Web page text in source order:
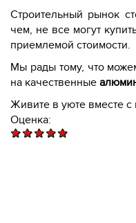
Строительный рынок
чем, не все могут
приемлемой стоимости.
Мы рады тому, что
на качественные
Живите в уюте вместе
Оценка: